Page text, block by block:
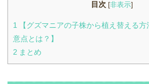
目次 [非表示]
1
【グズマニアの子株から植え替える
意点とは？】
2 まとめ